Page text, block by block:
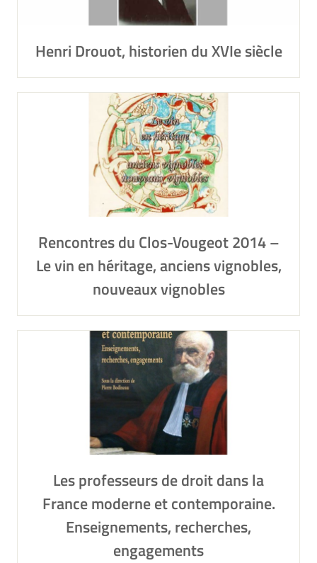
Henri Drouot, historien du XVIe siècle
Rencontres du Clos-Vougeot 2014 –
Le vin en héritage, anciens vignobles,
nouveaux vignobles
Les professeurs de droit dans la
France moderne et contemporaine.
Enseignements, recherches,
engagements